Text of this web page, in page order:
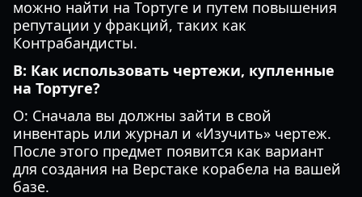
можно найти на Тортуге и путем повышения
репутации у фракций, таких как
Контрабандисты.
В: Как использовать чертежи, купленные
на Тортуге?
О: Сначала вы должны зайти в свой
инвентарь или журнал и «Изучить» чертеж.
После этого предмет появится как вариант
для создания на Верстаке корабела на вашей
базе.